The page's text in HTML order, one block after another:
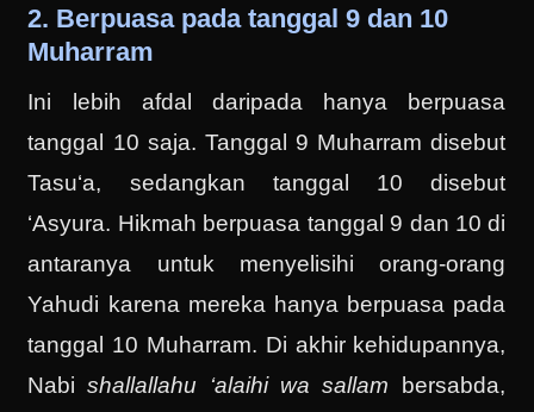
2. Berpuasa pada tanggal 9 dan 10
Muharram
Ini lebih afdal daripada hanya berpuasa
tanggal 10 saja. Tanggal 9 Muharram disebut
Tasu‘a, sedangkan tanggal 10 disebut
‘Asyura. Hikmah berpuasa tanggal 9 dan 10 di
antaranya untuk menyelisihi orang-orang
Yahudi karena mereka hanya berpuasa pada
tanggal 10 Muharram. Di akhir kehidupannya,
Nabishallallahu ‘alaihi wa sallam bersabda,